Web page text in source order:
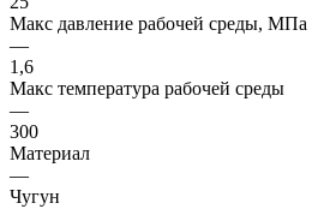
Макс давление рабочей среды, МПа
—
1,6
Макс температура рабочей среды
—
300
Материал
—
Чугун